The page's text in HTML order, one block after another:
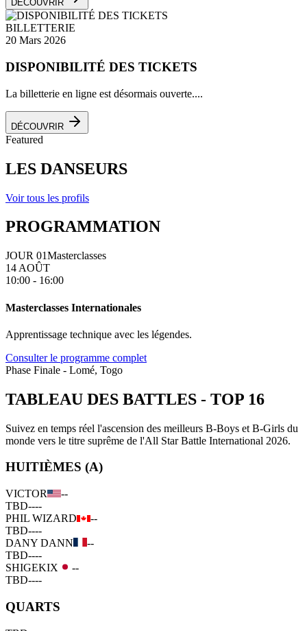
DÉCOUVRIR
BILLETTERIE
20 Mars 2026
DISPONIBILITÉ DES TICKETS
La billetterie en ligne est désormais ouverte....
DÉCOUVRIR
Featured
LES DANSEURS
Voir tous les profils
PROGRAMMATION
JOUR 01Masterclasses
14 AOÛT
10:00 - 16:00
Masterclasses Internationales
Apprentissage technique avec les légendes.
Consulter le programme complet
Phase Finale - Lomé, Togo
TABLEAU DES BATTLES - TOP 16
Suivez en temps réel l'ascension des meilleurs B-Boys et B-Girls du
monde vers le titre suprême de l'All Star Battle International 2026.
HUITIÈMES (A)
VICTOR
--
TBD----
PHIL WIZARD
--
TBD----
DANY DANN
--
TBD----
SHIGEKIX
--
TBD----
QUARTS